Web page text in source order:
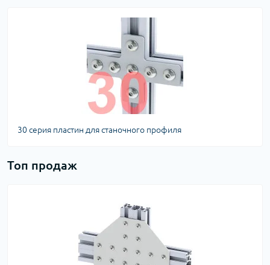
30 серия пластин для станочного профиля
Топ продаж